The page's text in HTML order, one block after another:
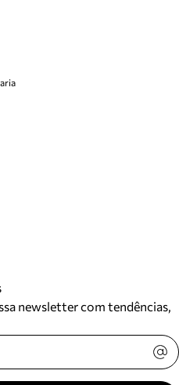
newsletter com tendências,